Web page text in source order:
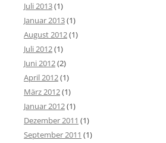
Juli 2013(1)
Januar 2013(1)
August 2012(1)
Juli 2012(1)
Juni 2012(2)
April 2012(1)
März 2012(1)
Januar 2012(1)
Dezember 2011 (1)
September 2011 (1)